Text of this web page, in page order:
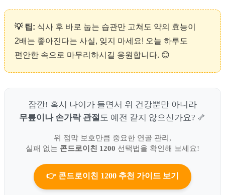
💡 팁: 식사 후 바로 눕는 습관만 고쳐도 약의 효능이
2배는 좋아진다는 사실, 잊지 마세요! 오늘 하루도
편안한 속으로 마무리하시길 응원합니다. 😊
잠깐! 혹시 나이가 들면서 위 건강뿐만 아니라
무릎이나 손가락 관절도 예전 같지 않으신가요? 🦴
위 점막 보호만큼 중요한 연골 관리,
실패 없는 콘드로이친 1200 선택법을 확인해 보세요!
👉 콘드로이친 1200 추천 가이드 보기